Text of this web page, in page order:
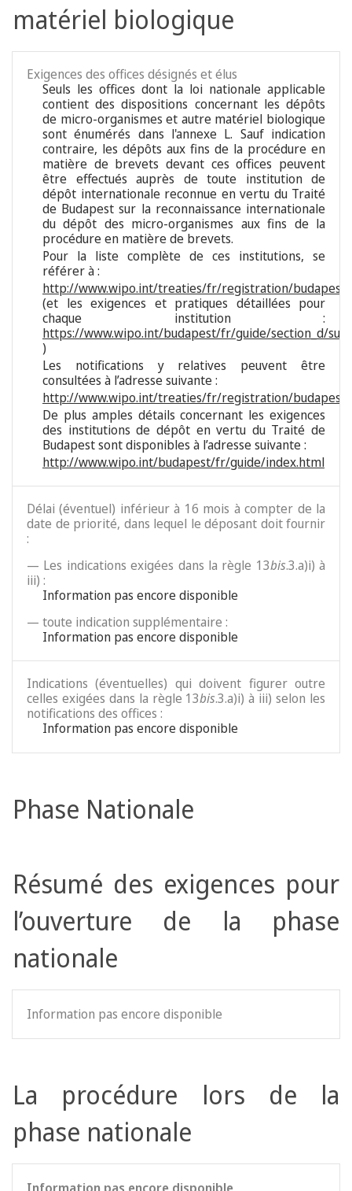
matériel biologique
Exigences des offices désignés et élus
Seuls les offices dont la loi nationale applicable
contient des dispositions concernant les dépôts
de micro-organismes et autre matériel biologique
sont énumérés dans l'annexe L. Sauf indication
contraire, les dépôts aux fins de la procédure en
matière de brevets devant ces offices peuvent
être effectués auprès de toute institution de
dépôt internationale reconnue en vertu du Traité
de Budapest sur la reconnaissance internationale
du dépôt des micro-organismes aux fins de la
procédure en matière de brevets.
Pour la liste complète de ces institutions, se
référer à :
http://www.wipo.int/treaties/fr/registration/
(et les exigences et pratiques détaillées pour
chaque institution :
https://www.wipo.int/budapest/fr/guide/section_d/
)
Les notifications y relatives peuvent être
consultées à l’adresse suivante :
http://www.wipo.int/treaties/fr/registration/budapest/
De plus amples détails concernant les exigences
des institutions de dépôt en vertu du Traité de
Budapest sont disponibles à l’adresse suivante :
http://www.wipo.int/budapest/fr/guide/index.html
Délai (éventuel) inférieur à 16 mois à compter de la
date de priorité, dans lequel le déposant doit fournir
:
— Les indications exigées dans la règle 13bis.3.a)i) à
iii) :
Information pas encore disponible
— toute indication supplémentaire :
Information pas encore disponible
Indications (éventuelles) qui doivent figurer outre
celles exigées dans la règle 13bis.3.a)i) à iii) selon les
notifications des offices :
Information pas encore disponible
Phase Nationale
Résumé des exigences pour
l’ouverture de la phase
nationale
Information pas encore disponible
La procédure lors de la
phase nationale